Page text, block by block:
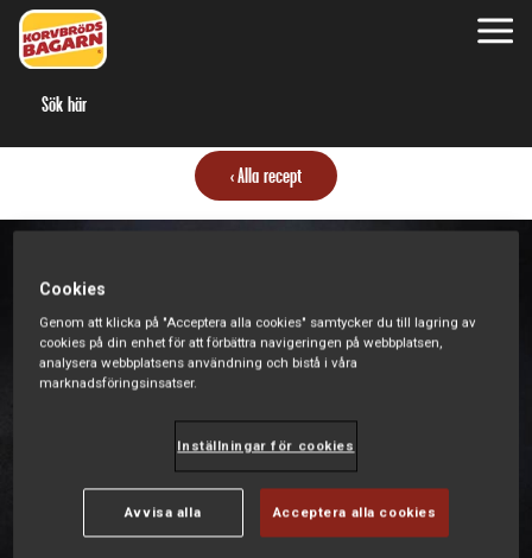
Alla recept
Cookies
Genom att klicka på "Acceptera alla cookies" samtycker du till lagring av
cookies på din enhet för att förbättra navigeringen på webbplatsen,
analysera webbplatsens användning och bistå i våra
marknadsföringsinsatser.
Inställningar för cookies
Avvisa alla Acceptera alla cookies